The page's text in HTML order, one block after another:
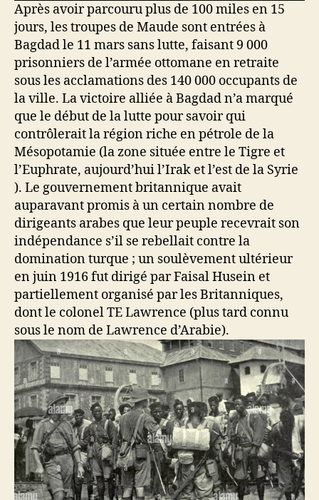
Après avoir parcouru plus de 100 miles en 15
jours, les troupes de Maude sont entrées à
Bagdad le 11 mars sans lutte, faisant 9 000
prisonniers de l’armée ottomane en retraite
sous les acclamations des 140 000 occupants de
la ville. La victoire alliée à Bagdad n’a marqué
que le début de la lutte pour savoir qui
contrôlerait la région riche en pétrole de la
Mésopotamie (la zone située entre le Tigre et
l’Euphrate, aujourd’hui l’Irak et l’est de la Syrie
). Le gouvernement britannique avait
auparavant promis à un certain nombre de
dirigeants arabes que leur peuple recevrait son
indépendance s’il se rebellait contre la
domination turque ; un soulèvement ultérieur
en juin 1916 fut dirigé par Faisal Husein et
partiellement organisé par les Britanniques,
dont le colonel TE Lawrence (plus tard connu
sous le nom de Lawrence d’Arabie).